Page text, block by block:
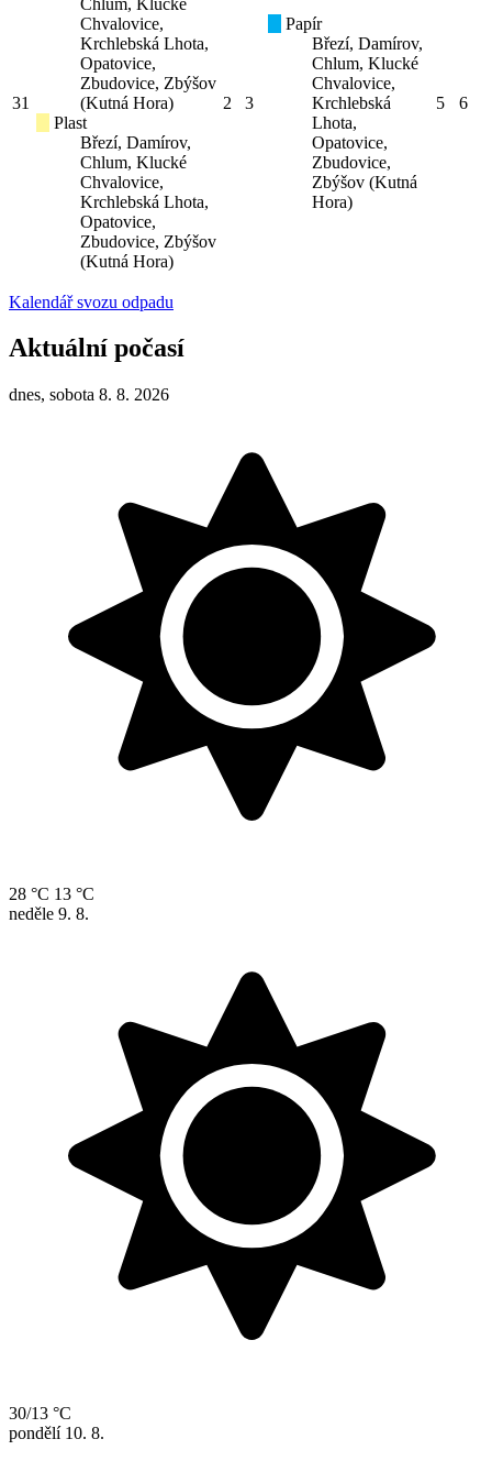
31
Chvalovice,
Krchlebská Lhota,
Opatovice,
Zbudovice, Zbýšov
(Kutná Hora)
Plast
Březí, Damírov,
Chlum, Klucké
Chvalovice,
Krchlebská Lhota,
Opatovice,
Zbudovice, Zbýšov
(Kutná Hora)
2 3
Papír
Březí, Damírov,
Chlum, Klucké
Chvalovice,
Krchlebská
Lhota,
Opatovice,
Zbudovice,
Zbýšov (Kutná
Hora)
5 6
Kalendář svozu odpadu
Aktuální počasí
dnes, sobota 8. 8. 2026
28 °C 13 °C
neděle 9. 8.
30/13 °C
pondělí 10. 8.